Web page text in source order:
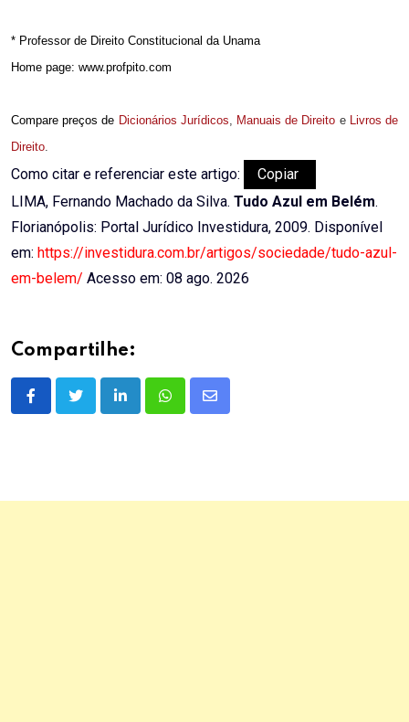
* Professor de Direito Constitucional da Unama
Home page: www.profpito.com
Compare preços de Dicionários Jurídicos, Manuais de Direito e Livros de
Direito.
Como citar e referenciar este artigo:
Copiar
LIMA, Fernando Machado da Silva. Tudo Azul em Belém.
Florianópolis: Portal Jurídico Investidura, 2009. Disponível
em: https://investidura.com.br/artigos/sociedade/tudo-azul-
em-belem/ Acesso em: 08 ago. 2026
Compartilhe:
LinkedInWhatsappShare